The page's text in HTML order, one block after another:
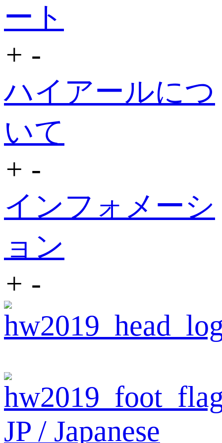
ート
+ -
ハイアールにつ
いて
+ -
インフォメーシ
ョン
+ -
JP / Japanese